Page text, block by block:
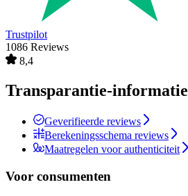
Trustpilot
1086 Reviews
8,4
Transparantie-informatie
Geverifieerde reviews
Berekeningsschema reviews
Maatregelen voor authenticiteit
Voor consumenten